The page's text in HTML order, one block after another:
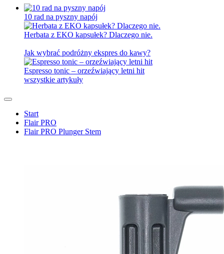
10 rad na pyszny napój
Herbata z EKO kapsułek? Dlaczego nie.
Jak wybrać podróżny ekspres do kawy?
Espresso tonic – orzeźwiający letni hit
wszystkie artykuły
Start
Flair PRO
Flair PRO Plunger Stem